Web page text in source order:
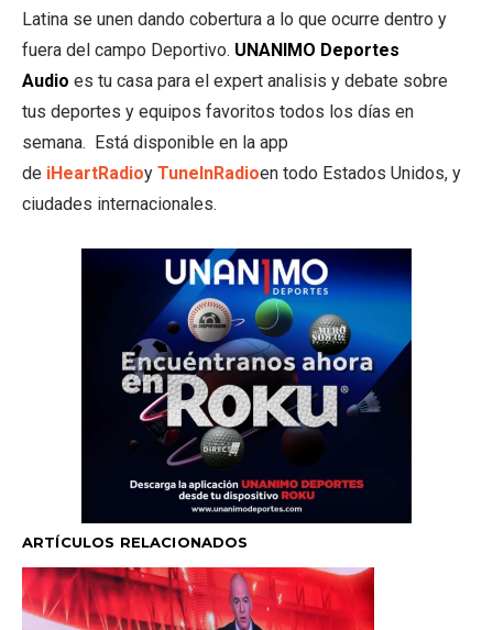
Latina se unen dando cobertura a lo que ocurre dentro y
fuera del campo Deportivo. UNANIMO Deportes
Audio es tu casa para el expert analisis y debate sobre
tus deportes y equipos favoritos todos los días en
semana. Está disponible en la app
de iHeartRadioy TuneInRadioen todo Estados Unidos, y
ciudades internacionales.
ARTÍCULOS RELACIONADOS